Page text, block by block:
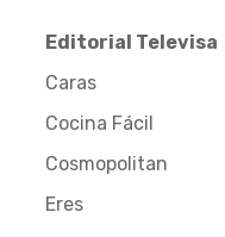
Editorial Televisa
Caras
Cocina Fácil
Cosmopolitan
Eres